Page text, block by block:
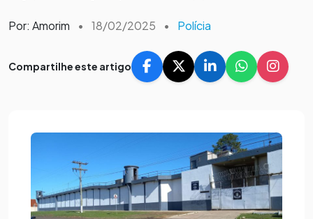
Por: Amorim • 18/02/2025 • Polícia
Compartilhe este artigo